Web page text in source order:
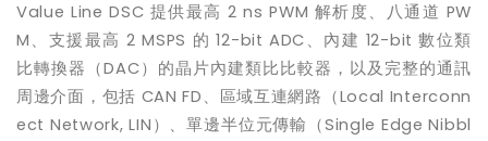
Value Line DSC 提供最高 2 ns PWM 解析度、八通道 PW
M 、支援最高 2 MSPS 的 12-bit ADC 、內建 12-bit數位類
比轉換器（DAC）的晶片內建類比比較器，以及完整的通訊
周邊介面，包括 CAN FD 、區域互連網路（Local Interconn
ect Network, LIN ）、單邊半位元傳輸（Single Edge Nibbl